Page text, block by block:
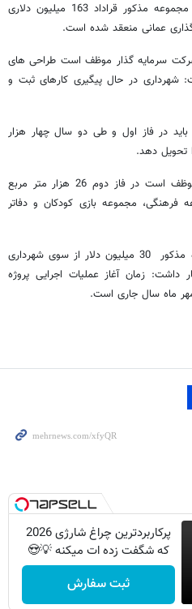
سیف اللهی بیان داشت: برای احداث مجموعه مذکور قراداد 163 میلیون دلاری
عمانی منعقد شده است.
شرکت سرمایه گذار موظف است طراحی های
کند گفت: شهرداری در حال پیگیری کارهای ثبت و
در فاز اول و طی دو سال چهار هزار
تحویل دهد.
وی ادامه داد: این شرکت همچنین موظف است در فاز دوم 26 هزار متر مربع
فرهنگی، مجموعه بازی کودکان و دفاتر
سیف اللهی با اشاره به اینکه در پروژه مذکور 30 میلیون دلار از سوی شهرداری
زمان آغاز عملیات اجرایی پروژه
ماه سال جاری است.
پرکاربردترین چراغ شارژی 2026
که شگفت زده ات میکنه 💡😍
ثبت سفارش